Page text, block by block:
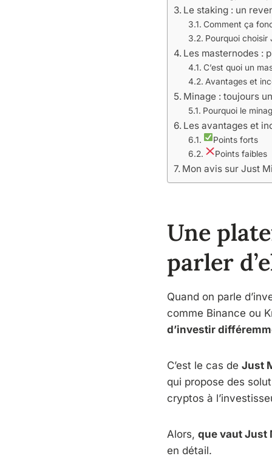
Le staking : un
Comment ça
Pourquoi choisir
Les masternodes :
C’est quoi un
Avantages et
Minage : toujours
Pourquoi le
Les avantages et
Points forts
Points faibles
Mon avis sur Just
Une
parler
Quand on parle
comme Binance ou
d’investir
C’est le cas de Just
qui propose des
cryptos à
Alors, que vaut Just
en détail.